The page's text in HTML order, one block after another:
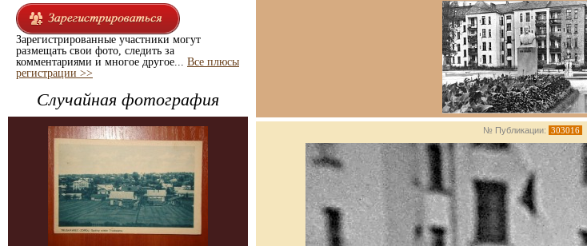
Зарегистрированные участники могут
размещать свои фото, следить за
комментариями и многое другое... Все плюсы
регистрации >>
Случайная фотография
№ Публикации: 303016